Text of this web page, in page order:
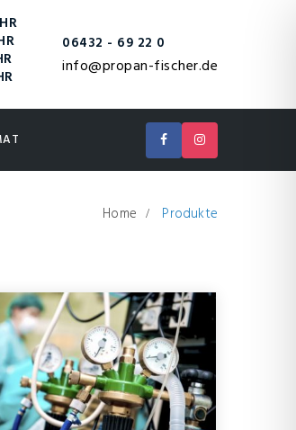
06432 - 69 22 0
info@propan-fischer.de
Home Produkte